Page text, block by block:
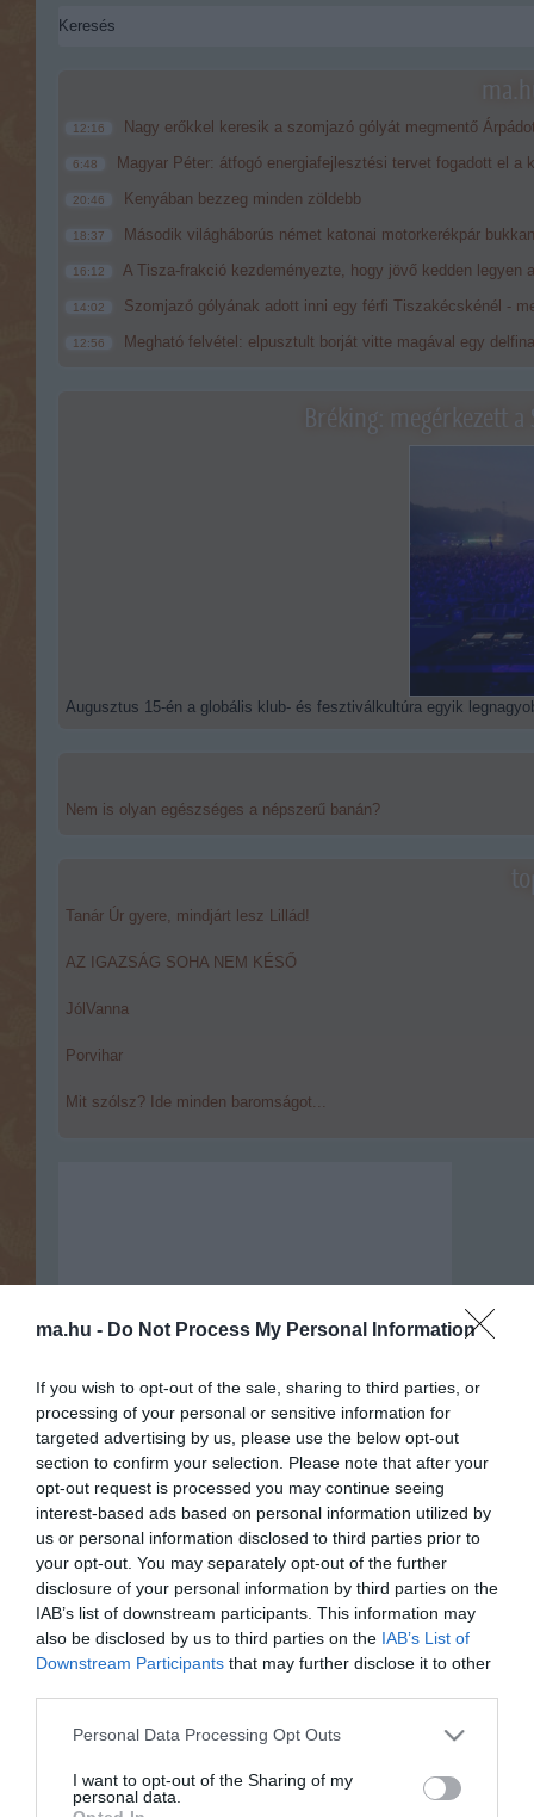
ma.hu - Do Not Process My Personal Information
If you wish to opt-out of the sale, sharing to third parties, or
processing of your personal or sensitive information for
targeted advertising by us, please use the below opt-out
section to confirm your selection. Please note that after your
opt-out request is processed you may continue seeing
interest-based ads based on personal information utilized by
us or personal information disclosed to third parties prior to
your opt-out. You may separately opt-out of the further
disclosure of your personal information by third parties on the
IAB’s list of downstream participants. This information may
also be disclosed by us to third parties on the IAB’s List of
Downstream Participants that may further disclose it to other
Please note that this website/app uses one or more Google
not limited to your visit or usage behaviour. You may click to
grant or deny consent to Google and its third-party tags to
Personal Data Processing Opt Outs
I want to opt-out of the Sharing of my
personal data.
12:16 Nagy erőkkel keresik a szomjazó gólyát megmentő
6:48 Magyar Péter: átfogó energiafejlesztési tervet fogadott el a
20:46 Kenyában bezzeg minden zöldebb
18:37 Második világháborús német katonai motorkerékpár
16:12 A Tisza-frakció kezdeményezte, hogy jövő kedden legyen
14:02 Szomjazó gólyának adott inni egy férfi Tiszakécskénél -
12:56 Megható felvétel: elpusztult borját vitte magával egy
Bréking: megérkezett
Augusztus 15-én a globális klub- és fesztiválkultúra egyik
Nem is olyan egészséges a népszerű banán?
Tanár Úr gyere, mindjárt lesz Lillád!
AZ IGAZSÁG SOHA NEM KÉSŐ
JólVanna
Porvihar
Mit szólsz? Ide minden baromságot...
Portál szoftver és szerkesztőségi
Médiaajánlat és hirdetési akciók Impresszum